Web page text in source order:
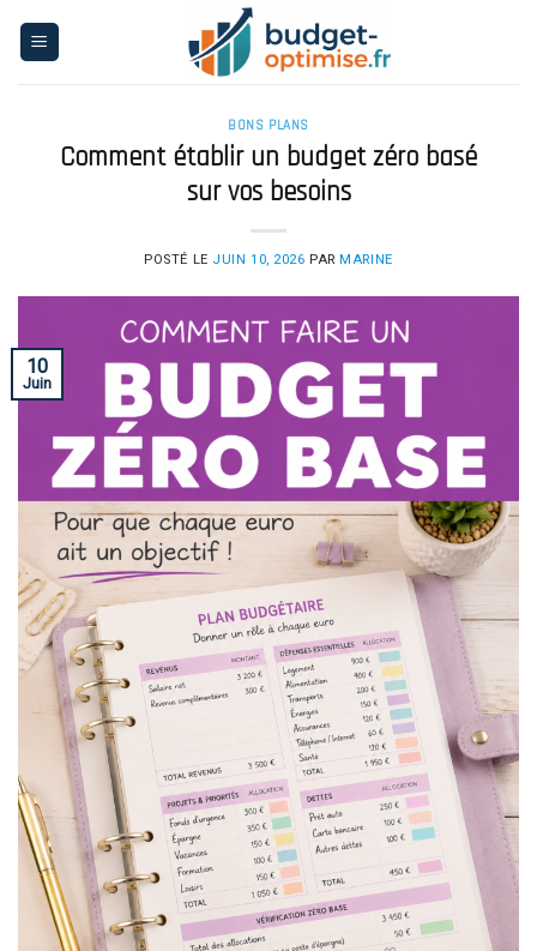
BONS PLANS
Comment établir un budget zéro basé
sur vos besoins
POSTÉ LE JUIN 10, 2026 PARMARINE
10
Juin